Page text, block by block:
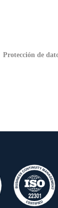
Protección de